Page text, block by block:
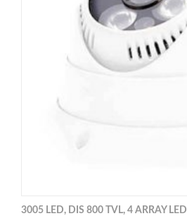
3005 LED, DIS 800 TVL, 4 ARRAY LED